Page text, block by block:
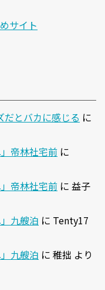
サイト
だとバカに感じる に
帝林社宅前 に
帝林社宅前 に 益子
九艘泊 に Tenty17
九艘泊 に 稚拙 より